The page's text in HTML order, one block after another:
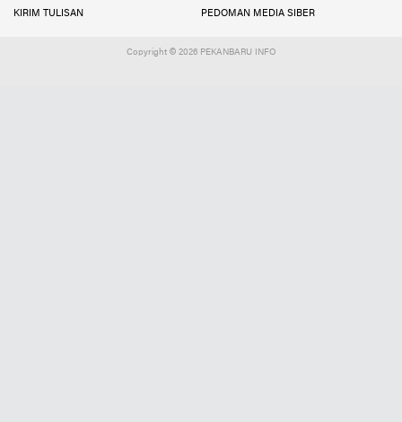
KIRIM TULISAN PEDOMAN MEDIA SIBER
Copyright © 2026 PEKANBARU INFO